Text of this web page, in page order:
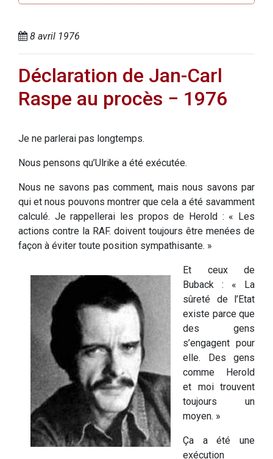
8 avril 1976
Déclaration de Jan-Carl
Raspe au procès − 1976
Je ne parlerai pas longtemps.
Nous pensons qu’Ulrike a été exécutée.
Nous ne savons pas comment, mais nous savons par
qui et nous pouvons montrer que cela a été savamment
calculé. Je rappellerai les propos de Herold : « Les
actions contre la RAF. doivent toujours être menées de
façon à éviter toute position sympathisante. »
Et ceux de
Buback : « La
sûreté de l’Etat
existe parce que
des gens
s’engagent pour
elle. Des gens
comme Herold
et moi trouvent
toujours un
moyen. »
Ça a été une
exécution